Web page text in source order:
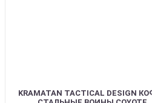
KRAMATAN TACTICAL DESIGN